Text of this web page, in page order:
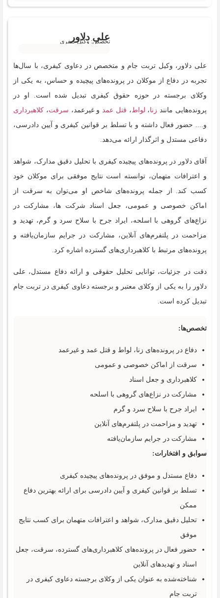
علی دلاور
تخصص: وکیل کیفری
علی دلاور، وکیل تربت جام و متخصص در دعاوی کیفری، با سال‌ها
تجربه در دفاع از موکلان در پرونده‌های پیچیده و حساس، به یکی از
وکلای برجسته در حوزه حقوق کیفری تبدیل شده است. او در
پرونده‌هایی مانند زنا، لواط، قتل عمد و غیرعمد، سرقت، کلاهبرداری
و.... حضور فعال داشته و با تسلط بر قوانین کیفری و آیین دادرسی،
دفاعی مستدل و اثرگذار ارائه می‌دهد.
آقای دلاور در پرونده‌های پیچیده کیفری با تحلیل دقیق مدارک، شواهد
و اعترافات متهمان، توانسته است نتایج موفقی برای موکلان خود
کسب کند. از جمله پرونده‌های شاخص او می‌توان به سرقت از
اماکن خصوصی و عمومی، جعل اسناد شرکت ها، مشارکت در
نزاع‌های گروهی با اسلحه، ایراد جرح با سلاح سرد و گرم، تهدید و
مزاحمت در پلتفرم‌های آنلاین، مشارکت در جرایم سازمان‌یافته و
پرونده‌های مرتبط با کلاهبرداری‌های گسترده اشاره کرد.
دقت در جزئیات، توانایی تحلیل حقوقی و ارائه دفاع مستدل، علی
دلاور را به یکی از وکلای معتبر و برجسته دعاوی کیفری در تربت جام
تبدیل کرده است.
تخصص‌ها:
دفاع در پرونده‌های زنا، لواط و قتل عمد و غیرعمد
سرقت از اماکن خصوصی و عمومی
کلاهبرداری و جعل اسناد
مشارکت در نزاع‌های گروهی با اسلحه
ایراد جرح با سلاح سرد و گرم
تهدید و مزاحمت در پلتفرم‌های آنلاین
مشارکت در جرایم سازمان‌یافته
سوابق و افتخارات:
دفاع مستدل و موفق در پرونده‌های پیچیده کیفری
تسلط بر قوانین کیفری و آیین دادرسی برای ارائه بهترین دفاع
ممکن
تحلیل دقیق مدارک، شواهد و اعترافات متهمان برای کسب نتایج
موفق
حضور فعال در پرونده‌های کلاهبرداری‌های گسترده، سرقت، جعل
اسناد و تهدیدهای آنلاین
شناخته‌شده به عنوان یکی از وکلای برجسته دعاوی کیفری در
تربت جام